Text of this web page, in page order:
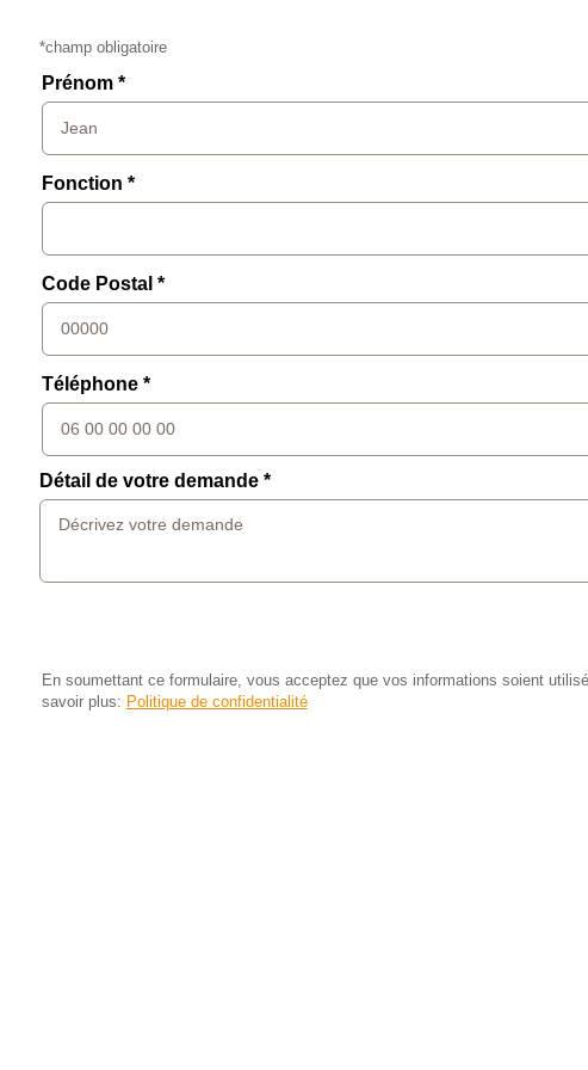
*champ obligatoire
Prénom *
Fonction *
Code Postal *
Téléphone *
Détail de votre demande *
En soumettant ce formulaire, vous acceptez que vos informations soient
savoir plus: Politique de confidentialité